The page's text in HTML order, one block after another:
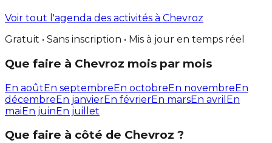
Voir tout l'agenda des activités à Chevroz
Gratuit • Sans inscription • Mis à jour en temps réel
Que faire à Chevroz mois par mois
En aoûtEn septembreEn octobreEn novembreEn
décembreEn janvierEn févrierEn marsEn avril En
maiEn juinEn juillet
Que faire à côté de Chevroz ?